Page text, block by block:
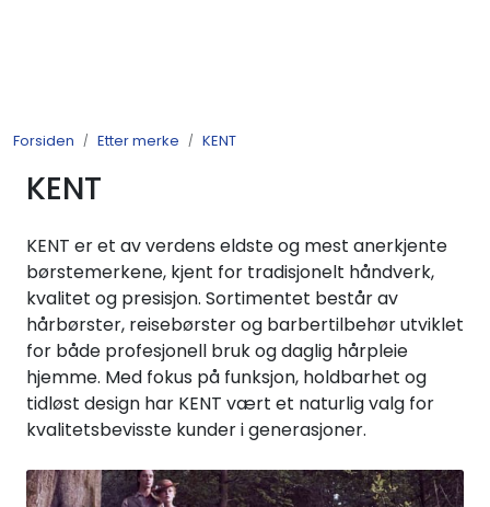
Forsiden Etter merke KENT
KENT
KENT er et av verdens eldste og mest anerkjente
børstemerkene, kjent for tradisjonelt håndverk,
kvalitet og presisjon. Sortimentet består av
hårbørster, reisebørster og barbertilbehør utviklet
for både profesjonell bruk og daglig hårpleie
hjemme. Med fokus på funksjon, holdbarhet og
tidløst design har KENT vært et naturlig valg for
kvalitetsbevisste kunder i generasjoner.
Nyheter
Alle varer
Månedens bestselgere
Etter merke